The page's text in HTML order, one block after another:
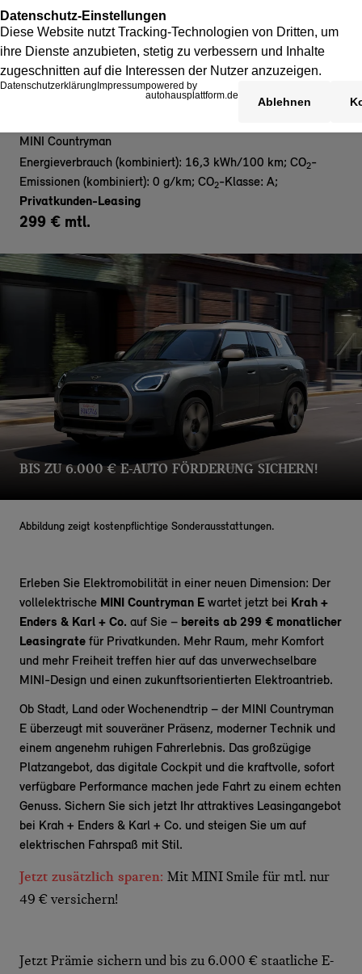
MINI Countryman
Energieverbrauch (kombiniert): 16,3 kWh/100 km; CO2-
Emissionen (kombiniert): 0 g/km; CO2-Klasse: A;
Privatkunden-Leasing
299 € mtl.
BIS ZU 6.000 € E-AUTO FÖRDERUNG SICHERN!
Abbildung zeigt kostenpflichtige Sonderausstattungen.
Erleben Sie Elektromobilität in einer neuen Dimension: Der
vollelektrische MINI Countryman E wartet jetzt bei Krah +
Enders & Karl + Co. auf Sie – bereits ab 299 € monatlicher
Leasingrate für Privatkunden. Mehr Raum, mehr Komfort
und mehr Freiheit treffen hier auf das unverwechselbare
MINI-Design und einen zukunftsorientierten Elektroantrieb.
Ob Stadt, Land oder Wochenendtrip – der MINI Countryman
E überzeugt mit souveräner Präsenz, moderner Technik und
einem angenehm ruhigen Fahrerlebnis. Das großzügige
Platzangebot, das digitale Cockpit und die kraftvolle, sofort
verfügbare Performance machen jede Fahrt zu einem echten
Genuss. Sichern Sie sich jetzt Ihr attraktives Leasingangebot
bei Krah + Enders & Karl + Co. und steigen Sie um auf
elektrischen Fahrspaß mit Stil.
Jetzt zusätzlich sparen: Mit MINI Smile für mtl. nur
49 € versichern!
Jetzt Prämie sichern und bis zu 6.000 € staatliche E-